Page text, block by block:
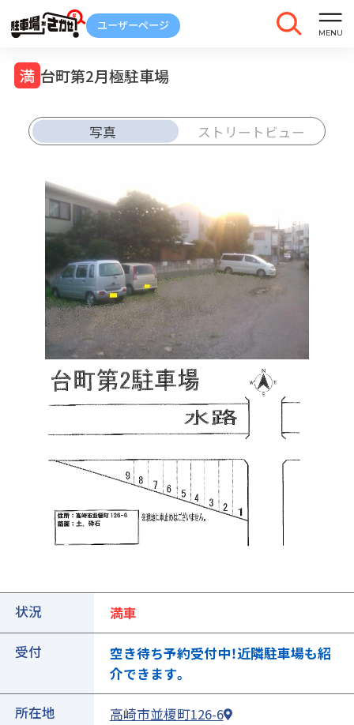
台町第2月極駐車場
写真 ストリートビュー
状況 満車
受付
空き待ち予約受付中！近隣駐車場も紹
介できます。
所在地 高崎市並榎町126-6
解約
車庫証明
発行
報告
ご契約中の駐車場ページのボタン
①ご契約中の駐車場の詳細ページを開きます
②ページ中ほどの各種ボタンを押します